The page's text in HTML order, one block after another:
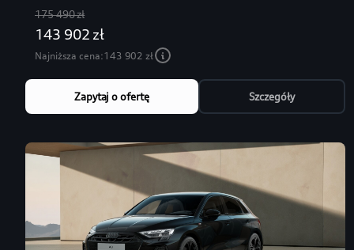
175 490 zł
143 902 zł
Najniższa cena:143 902 zł
Zapytaj o ofertę Szczegóły